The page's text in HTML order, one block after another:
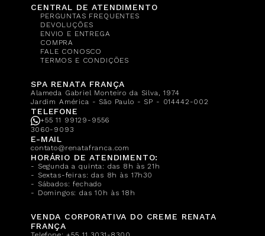
CENTRAL DE ATENDIMENTO
PERGUNTAS FREQUENTES
DEVOLUÇÕES
ENVIO E ENTREGA
COMPRA
FALE CONOSCO
TERMOS E CONDIÇÕES
SPA RENATA FRANÇA
Alameda Gabriel Monteiro da Silva, 1974
Jardim América - São Paulo - SP - 014442-002
TELEFONE
+55 11 99129-9556
3060-9093
E-MAIL
contato@renatafranca.com
HORÁRIO DE ATENDIMENTO:
- Segunda a quinta: das 8h às 21h
- Sextas-feiras: das 8h às 17h30
- Sábados: fechado
- Domingos: das 10h às 18h
VENDA CORPORATIVA DO CREME RENATA
FRANÇA